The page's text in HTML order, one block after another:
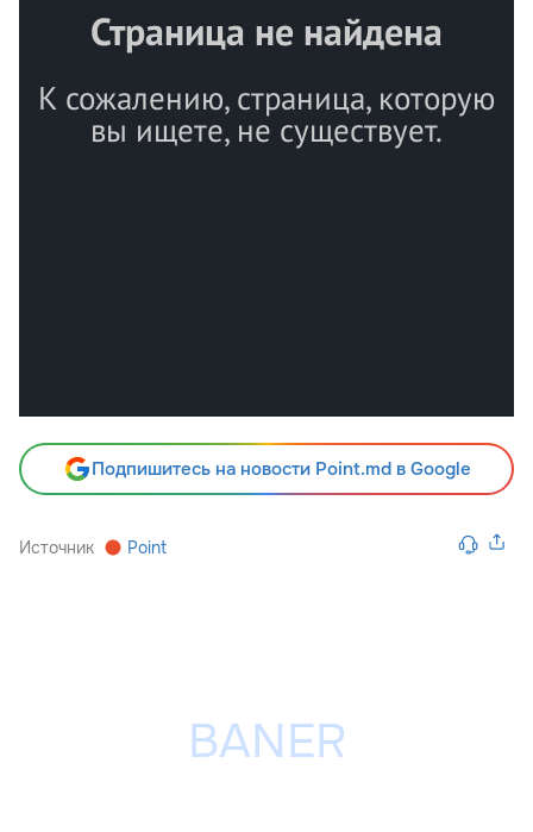
Подпишитесь на новости Point.md в Google
Источник Point